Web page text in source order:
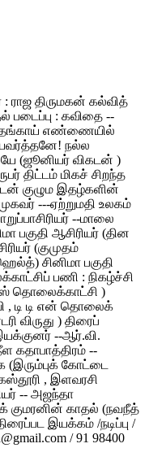
: ராஜ திருமகன் கல்வித்
படைப்பு : கவிதை --
தேங்காய் எண்ணையில்
நல்ல
(ஜூனியர் விகடன் )
திட்டம் மிகச் சிறந்த
குழும இதழ்களின்
---ஏற்றுமதி உலகம்
--மாலை
பகுதி ஆசிரியர் (தின
(குமுதம்
சினிமா பகுதி
பணி : நிகழ்ச்சி
தொலைக்காட்சி )
, டி டி என் தொலைக்
விருது ) திரைப்
--ஆர்.வி.
கதாபாத்திரம் --
(இரும்புக் கோட்டை
, இளவரசி
-- அஜந்தா
குமரனின் காதல் (நவநீத்
இயக்கம் /நடிப்பு /
/ 91 98400